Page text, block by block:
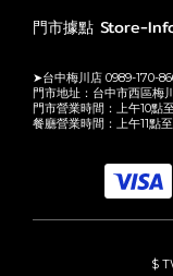
門市據點 Store-
➤台中梅川店 0989-170-
門市地址：台中市西區梅
門市營業時間：上午10點
餐廳營業時間：上午11點
$